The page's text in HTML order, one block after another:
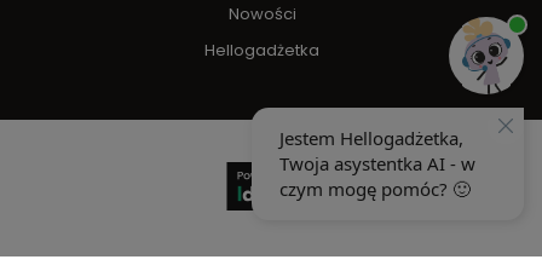
Nowości
Hellogadżetka